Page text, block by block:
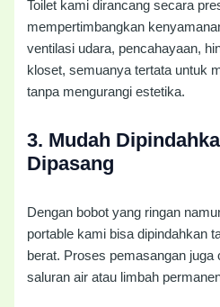
Toilet kami dirancang secara
mempertimbangkan
ventilasi udara, pencahayaan,
kloset, semuanya tertata untuk
tanpa mengurangi estetika.
3. Mudah
Dipasang
Dengan bobot yang ringan
portable kami bisa dipindahkan
berat. Proses pemasangan juga
saluran air atau limbah